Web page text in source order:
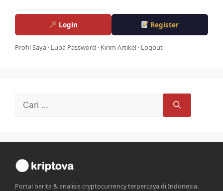
Login Register
Profil Saya · Lupa Password · Kirim Artikel · Logout
untuk:
Portal berita & analisis cryptocurrency terpercaya di Indonesia.